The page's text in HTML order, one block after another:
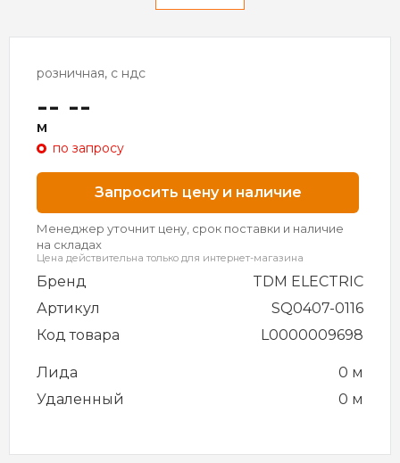
розничная, с ндс
-- --
м
по запросу
Запросить цену и наличие
Менеджер уточнит цену, срок поставки и наличие
на складах
Цена действительна только для интернет-магазина
Бренд
TDM ELECTRIC
Артикул
SQ0407-0116
Код товара
L0000009698
Лида
0 м
Удаленный
0 м